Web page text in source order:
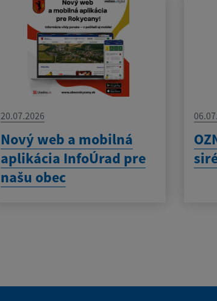
20.07.2026
Nový web a mobilná
aplikácia InfoÚrad pre
našu obec